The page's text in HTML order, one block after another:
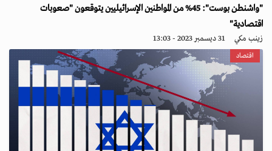
"واشنطن بوست": 45% من المواطنين الإسرائيليين يتوقعون "صعوبات
اقتصادية"
زينب مكي 31 ديسمبر 2023 - 13:03
اقتصاد